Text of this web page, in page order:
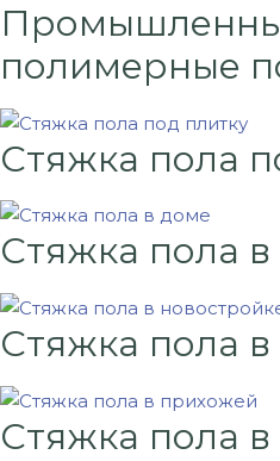
полимерные
Стяжка пола
Стяжка пола
Стяжка пола
Стяжка пола